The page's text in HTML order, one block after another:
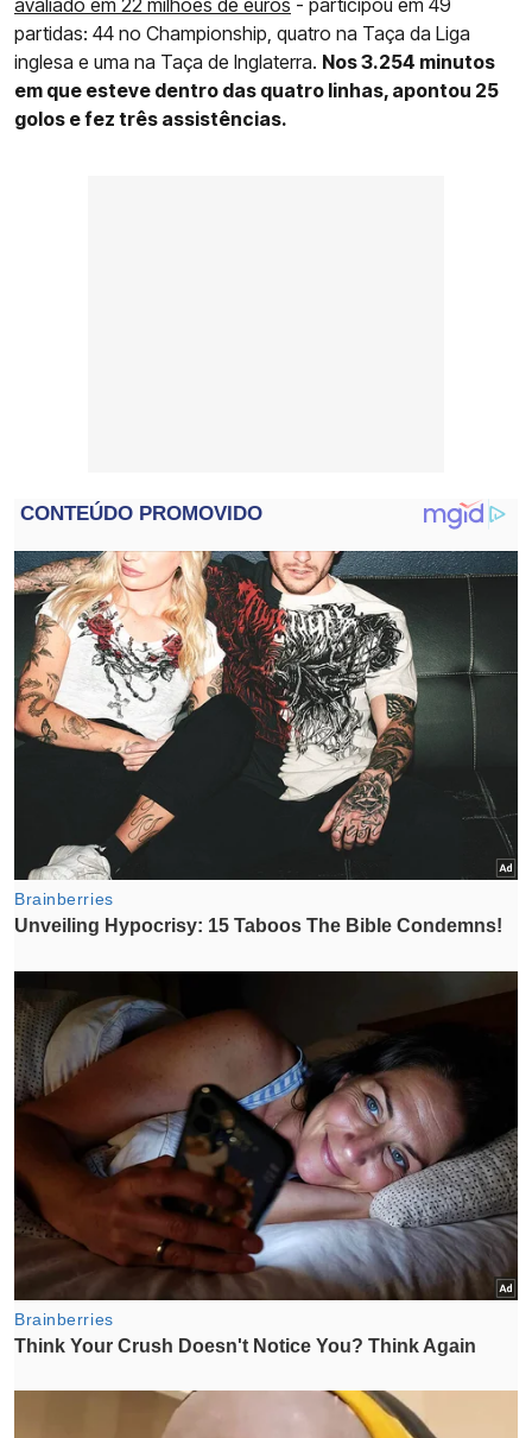
partidas: 44 no Championship, quatro na Taça da Liga
inglesa e uma na Taça de Inglaterra. Nos 3.254 minutos
em que esteve dentro das quatro linhas, apontou 25
golos e fez três assistências.